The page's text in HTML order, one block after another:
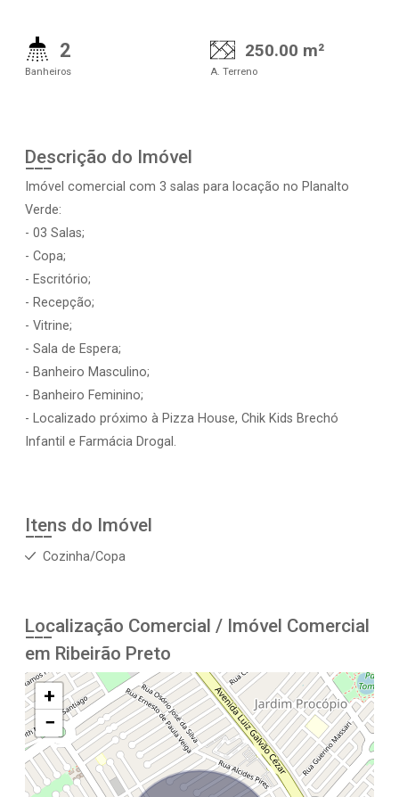
2
Banheiros
250.00 m²
A. Terreno
Descrição do Imóvel
Imóvel comercial com 3 salas para locação no Planalto
Verde:
- 03 Salas;
- Copa;
- Escritório;
- Recepção;
- Vitrine;
- Sala de Espera;
- Banheiro Masculino;
- Banheiro Feminino;
- Localizado próximo à Pizza House, Chik Kids Brechó
Infantil e Farmácia Drogal.
Itens do Imóvel
Cozinha/Copa
Localização Comercial / Imóvel Comercial
em Ribeirão Preto
+
−